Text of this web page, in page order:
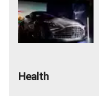
Health